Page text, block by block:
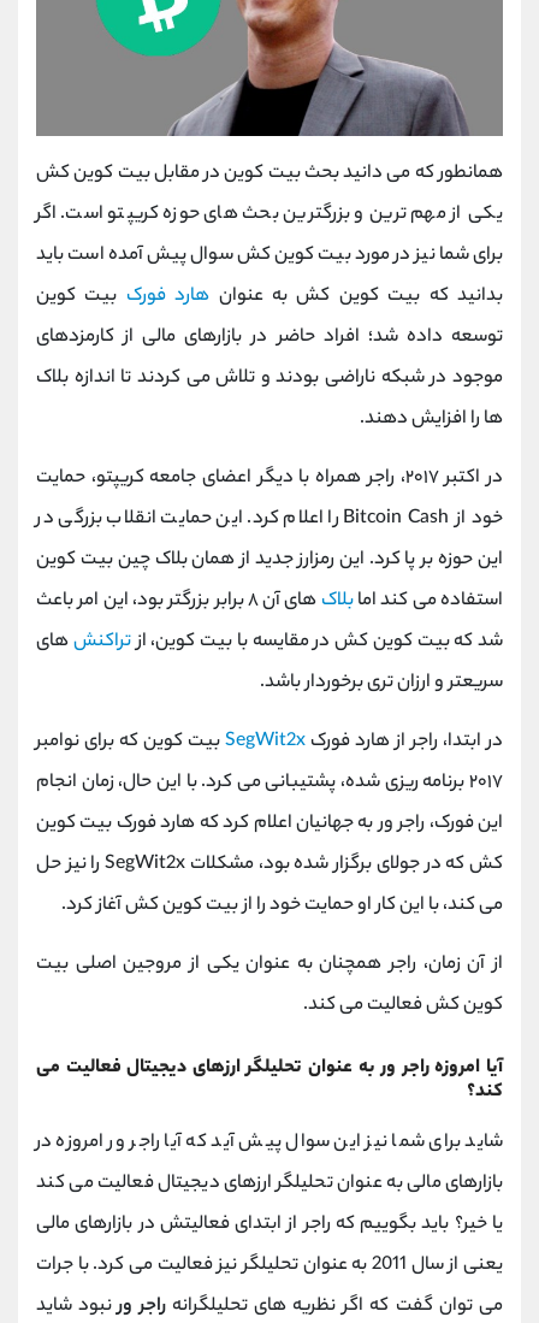
همانطور که می دانید بحث بیت کوین در مقابل بیت کوین کش
یکی از مهم ترین و بزرگترین بحث های حوزه کریپتو است. اگر
برای شما نیز در مورد بیت کوین کش سوال پیش آمده است باید
بدانید که بیت کوین کش به عنوان هارد فورک بیت کوین
توسعه داده شد؛ افراد حاضر در بازارهای مالی از کارمزدهای
موجود در شبکه ناراضی بودند و تلاش می کردند تا اندازه بلاک
ها را افزایش دهند.
در اکتبر ۲۰۱۷، راجر همراه با دیگر اعضای جامعه کریپتو، حمایت
خود ازBitcoin Cash را اعلام کرد. این حمایت انقلاب بزرگی در
این حوزه بر پا کرد. این رمزارز جدید از همان بلاک چین بیت کوین
استفاده می ‌کند امابلاک‌
های آن ۸ برابر بزرگتر بود، این امر باعث
شد که بیت کوین کش در مقایسه با بیت کوین، ازتراکنش‌های
سریعتر و ارزان‌ تری برخوردار باشد.
در ابتدا، راجر از هارد فورک SegWit2xبیت کوین که برای نوامبر
۲۰۱۷ برنامه ریزی شده، پشتیبانی می‌ کرد. با این حال، زمان انجام
این فورک، راجر ور به جهانیان اعلام کرد که هارد فورک بیت کوین
کش که در جولای برگزار شده بود، مشکلات SegWit2xرا نیز حل
می ‌کند، با این کار او حمایت خود را از بیت کوین کش آغاز کرد.
از آن زمان، راجر همچنان به عنوان یکی از مروجین اصلی بیت
کوین کش فعالیت می ‌کند.
آیا امروزه راجر ور به عنوان تحلیلگر ارزهای دیجیتال فعالیت می
کند؟
شاید برای شما نیز این سوال پیش آید که آیا راجر ور امروزه در
بازارهای مالی به عنوان تحلیلگر ارزهای دیجیتال فعالیت می کند
یا خیر؟ باید بگوییم که راجر از ابتدای فعالیتش در بازارهای مالی
یعنی از سال 2011 به عنوان تحلیلگر نیز فعالیت می کرد. با جرات
می توان گفت که اگر نظریه های تحلیلگرانهراجر ورنبود شاید